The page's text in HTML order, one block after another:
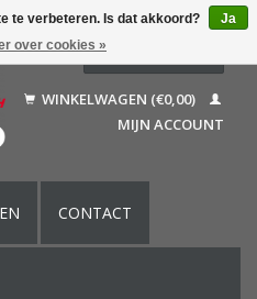
Français
English (US)
WINKELWAGEN (€0,00)
MIJN ACCOUNT
CONTACT
te verbeteren. Is dat akkoord?
Ja
over cookies »